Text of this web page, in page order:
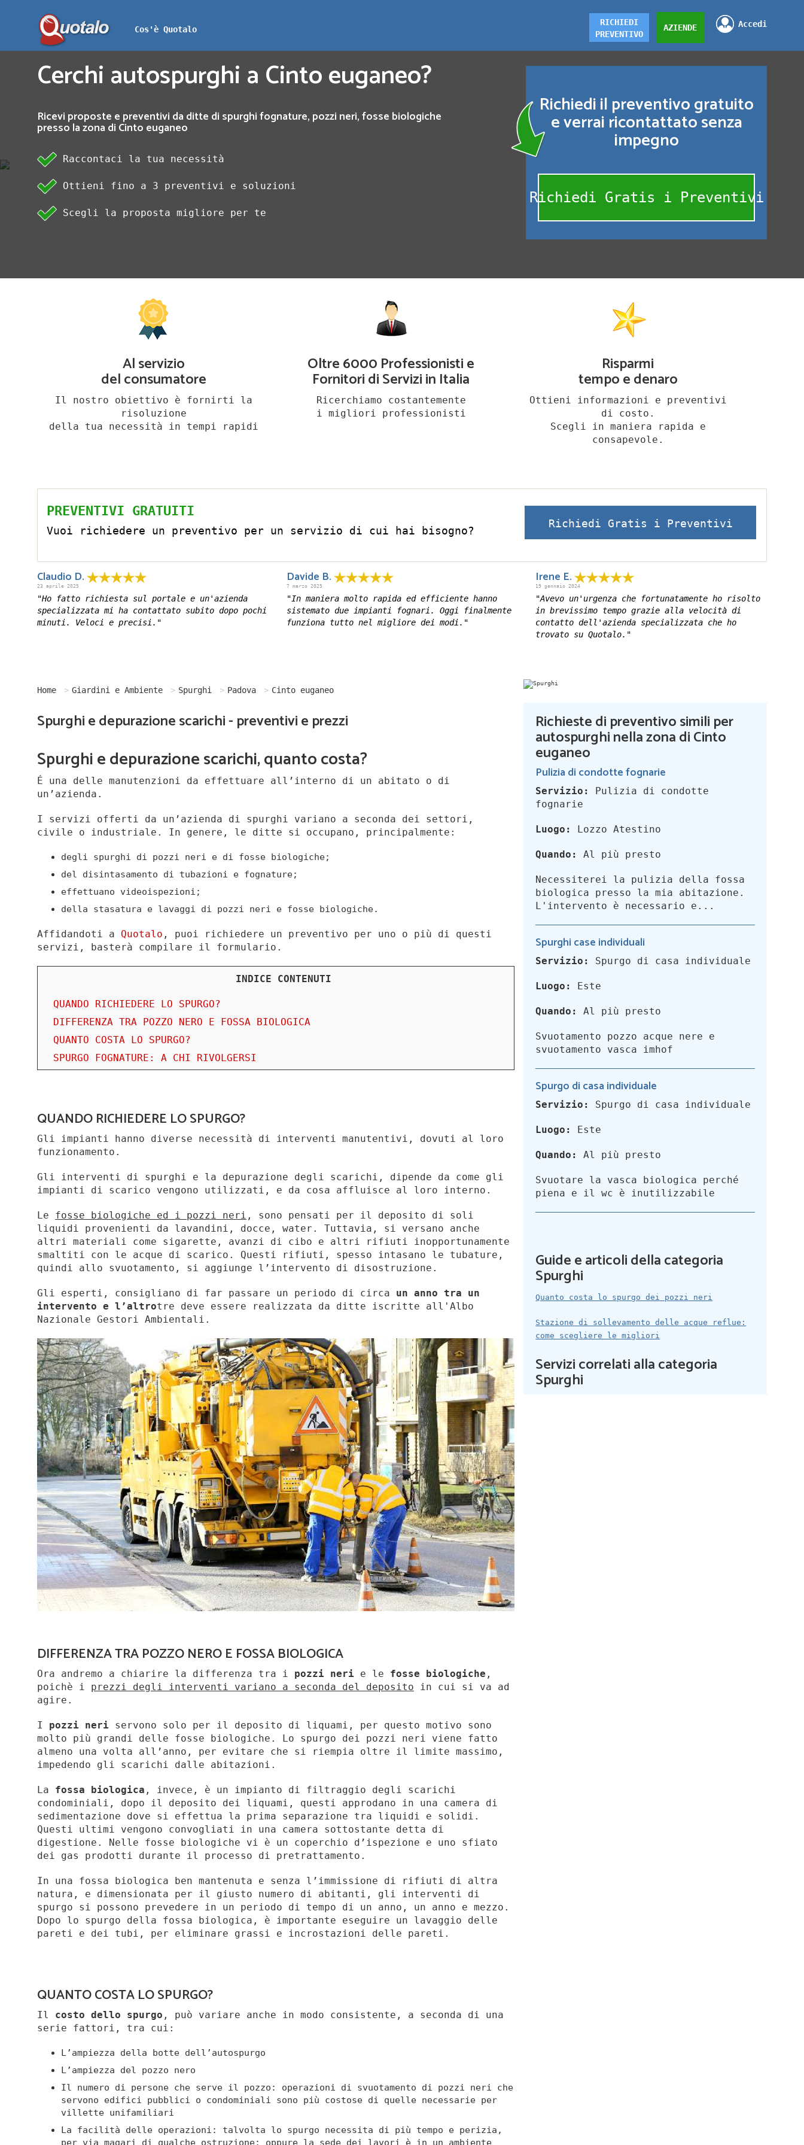
Cos'è Quotalo
Accedi
AZIENDE
RICHIEDI
PREVENTIVO
Cerchi autospurghi a Cinto euganeo?
Ricevi proposte e preventivi da ditte di spurghi fognature, pozzi neri, fosse biologiche
presso la zona di Cinto euganeo
Raccontaci la tua necessità
Ottieni fino a 3 preventivi e soluzioni
Scegli la proposta migliore per te
Richiedi il preventivo gratuito
e verrai ricontattato senza
impegno
Richiedi Gratis i Preventivi
Al servizio
del consumatore
Il nostro obiettivo è fornirti la
risoluzione
della tua necessità in tempi rapidi
Oltre 6000 Professionisti e
Fornitori di Servizi in Italia
Ricerchiamo costantemente
i migliori professionisti
Risparmi
tempo e denaro
Ottieni informazioni e preventivi
di costo.
Scegli in maniera rapida e
consapevole.
PREVENTIVI GRATUITI
Vuoi richiedere un preventivo per un servizio di cui hai bisogno?
Richiedi Gratis i Preventivi
Claudio D.
23 aprile 2025
"Ho fatto richiesta sul portale e un'azienda
specializzata mi ha contattato subito dopo pochi
minuti. Veloci e precisi."
Davide B.
7 marzo 2025
"In maniera molto rapida ed efficiente hanno
sistemato due impianti fognari. Oggi finalmente
funziona tutto nel migliore dei modi."
Irene E.
19 gennaio 2024
"Avevo un'urgenza che fortunatamente ho risolto
in brevissimo tempo grazie alla velocità di
contatto dell'azienda specializzata che ho
trovato su Quotalo."
Home Giardini e Ambiente Spurghi Padova Cinto euganeo
Spurghi e depurazione scarichi - preventivi e prezzi
Spurghi e depurazione scarichi, quanto costa?
É una delle manutenzioni da effettuare all’interno di un abitato o di
un’azienda.
I servizi offerti da un’azienda di spurghi variano a seconda dei settori,
civile o industriale. In genere, le ditte si occupano, principalmente:
degli spurghi di pozzi neri e di fosse biologiche;
del disintasamento di tubazioni e fognature;
effettuano videoispezioni;
della stasatura e lavaggi di pozzi neri e fosse biologiche.
Affidandoti a Quotalo , puoi richiedere un preventivo per uno o più di questi
servizi, basterà compilare il formulario.
INDICE CONTENUTI
QUANDO RICHIEDERE LO SPURGO?
DIFFERENZA TRA POZZO NERO E FOSSA BIOLOGICA
QUANTO COSTA LO SPURGO?
SPURGO FOGNATURE: A CHI RIVOLGERSI
QUANDO RICHIEDERE LO SPURGO?
Gli impianti hanno diverse necessità di interventi manutentivi, dovuti al loro
funzionamento.
Gli interventi di spurghi e la depurazione degli scarichi, dipende da come gli
impianti di scarico vengono utilizzati, e da cosa affluisce al loro interno.
Le fosse biologiche ed i pozzi neri , sono pensati per il deposito di soli
liquidi provenienti da lavandini, docce, water. Tuttavia, si versano anche
altri materiali come sigarette, avanzi di cibo e altri rifiuti inopportunamente
smaltiti con le acque di scarico. Questi rifiuti, spesso intasano le tubature,
quindi allo svuotamento, si aggiunge l’intervento di disostruzione.
Gli esperti, consigliano di far passare un periodo di circa un anno tra un
intervento e l’altrotre deve essere realizzata da ditte iscritte all'Albo
Nazionale Gestori Ambientali.
DIFFERENZA TRA POZZO NERO E FOSSA BIOLOGICA
Ora andremo a chiarire la differenza tra i pozzi neri e le fosse biologiche ,
poichè i prezzi degli interventi variano a seconda del deposito in cui si va ad
agire.
I pozzi neri servono solo per il deposito di liquami, per questo motivo sono
molto più grandi delle fosse biologiche. Lo spurgo dei pozzi neri viene fatto
almeno una volta all’anno, per evitare che si riempia oltre il limite massimo,
impedendo gli scarichi dalle abitazioni.
La fossa biologica , invece, è un impianto di filtraggio degli scarichi
condominiali, dopo il deposito dei liquami, questi approdano in una camera di
sedimentazione dove si effettua la prima separazione tra liquidi e solidi.
Questi ultimi vengono convogliati in una camera sottostante detta di
digestione. Nelle fosse biologiche vi è un coperchio d’ispezione e uno sfiato
dei gas prodotti durante il processo di pretrattamento.
In una fossa biologica ben mantenuta e senza l’immissione di rifiuti di altra
natura, e dimensionata per il giusto numero di abitanti, gli interventi di
spurgo si possono prevedere in un periodo di tempo di un anno, un anno e mezzo.
Dopo lo spurgo della fossa biologica, è importante eseguire un lavaggio delle
pareti e dei tubi, per eliminare grassi e incrostazioni delle pareti.
QUANTO COSTA LO SPURGO?
Il costo dello spurgo , può variare anche in modo consistente, a seconda di una
serie fattori, tra cui:
L’ampiezza della botte dell’autospurgo
L’ampiezza del pozzo nero
Il numero di persone che serve il pozzo: operazioni di svuotamento di pozzi neri che
servono edifici pubblici o condominiali sono più costose di quelle necessarie per
villette unifamiliari
La facilità delle operazioni: talvolta lo spurgo necessita di più tempo e perizia,
per via magari di qualche ostruzione; oppure la sede dei lavori è in un ambiente
Richieste di preventivo simili per
autospurghi nella zona di Cinto
euganeo
Pulizia di condotte fognarie
Servizio:
Pulizia di condotte
fognarie
Luogo: Lozzo Atestino
Quando: Al più presto
Necessiterei la pulizia della fossa
biologica presso la mia abitazione.
L'intervento è necessario e...
Spurghi case individuali
Servizio: Spurgo di casa individuale
Luogo: Este
Quando: Al più presto
Svuotamento pozzo acque nere e
svuotamento vasca imhof
Spurgo di casa individuale
Servizio: Spurgo di casa individuale
Luogo: Este
Quando: Al più presto
Svuotare la vasca biologica perché
piena e il wc è inutilizzabile
Guide e articoli della categoria
Spurghi
Quanto costa lo spurgo dei pozzi neri
Stazione di sollevamento delle acque reflue:
come scegliere le migliori
Servizi correlati alla categoria
Spurghi